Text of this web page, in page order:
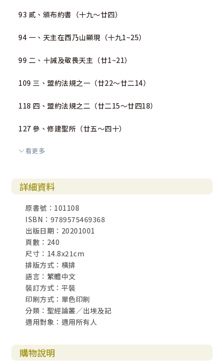
93 貳、頒布約書（十九～廿四）
94 一、天主在西乃山顯現（十九1~25）
99 二、十誡及敬畏天主（廿1~21）
109 三、盟約法規之一（廿22～廿二14）
118 四、盟約法規之二（廿二15～廿四18）
127 參、修建聖所（廿五～四十）
129 一、有關修建聖所的指示（廿五1～廿七21）
147 三、其餘相關指示（卅11～卅一18）
152 四、拜金牛（卅二1～卅三6）
160 五、重造約版（卅三7～卅四35）
171 六、修建聖所的工程（卅五1～卅九43）
182 七、豎立帳棚（四十1~38）
看更多
詳細資料
原書號：101108
ISBN：9789575469368
出版日期：20201001
頁數：240
尺寸：14.8x21cm
排版方式：橫排
語言：繁體中文
裝訂方式：平裝
印刷方式：單色印刷
分類：聖經論叢／出埃及記
適用對象：適用所有人
購物說明